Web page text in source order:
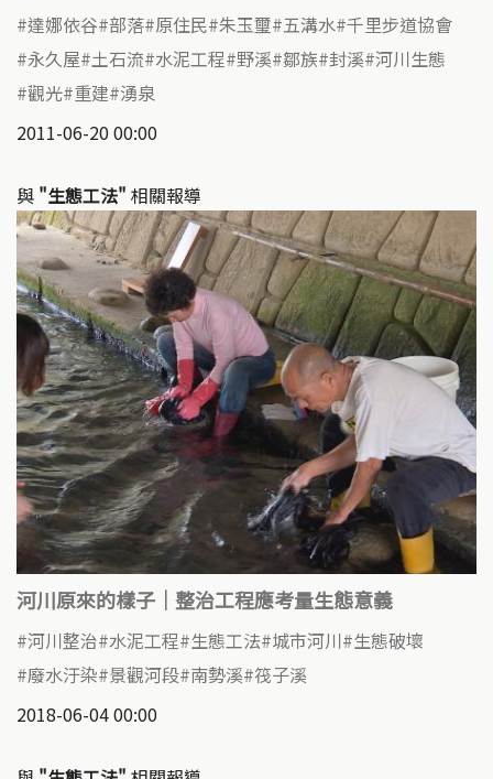
達娜依谷 部落 原住民 朱玉璽 五溝水 千里步道協會
永久屋 土石流 水泥工程 野溪 鄒族 封溪 河川生態
觀光 重建 湧泉
2011-06-20 00:00
與 "生態工法" 相關報導
河川原來的樣子｜整治工程應考量生態意義
河川整治 水泥工程 生態工法 城市河川 生態破壞
廢水汙染 景觀河段 南勢溪 筏子溪
2018-06-04 00:00